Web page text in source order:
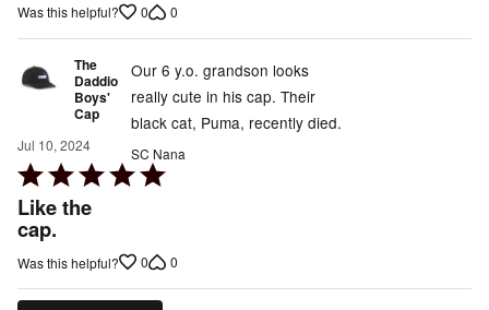
of
Was this helpful? 0 0
The
Daddio
Boys'
Cap
Jul 10, 2024
Rated
5
out
Like the
cap.
Our 6 y.o. grandson looks
really cute in his cap. Their
black cat, Puma, recently died.
SC Nana
Was this helpful? 0 0